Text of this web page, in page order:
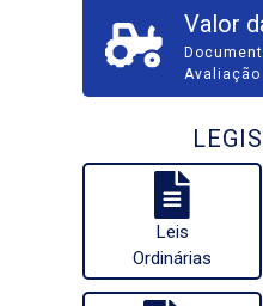
Valor
Avaliação
Leis
Ordinárias